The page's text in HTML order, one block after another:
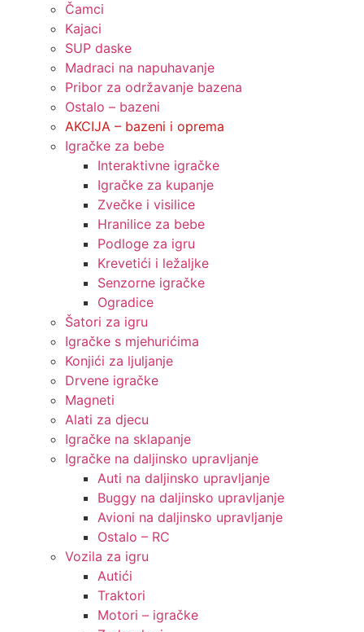
Čamci
Kajaci
SUP daske
Madraci na napuhavanje
Pribor za održavanje bazena
Ostalo – bazeni
AKCIJA – bazeni i oprema
Igračke za bebe
Interaktivne igračke
Igračke za kupanje
Zvečke i visilice
Hranilice za bebe
Podloge za igru
Krevetići i ležaljke
Senzorne igračke
Ogradice
Šatori za igru
Igračke s mjehurićima
Konjići za ljuljanje
Drvene igračke
Magneti
Alati za djecu
Igračke na sklapanje
Igračke na daljinsko upravljanje
Auti na daljinsko upravljanje
Buggy na daljinsko upravljanje
Avioni na daljinsko upravljanje
Ostalo – RC
Vozila za igru
Autići
Traktori
Motori – igračke